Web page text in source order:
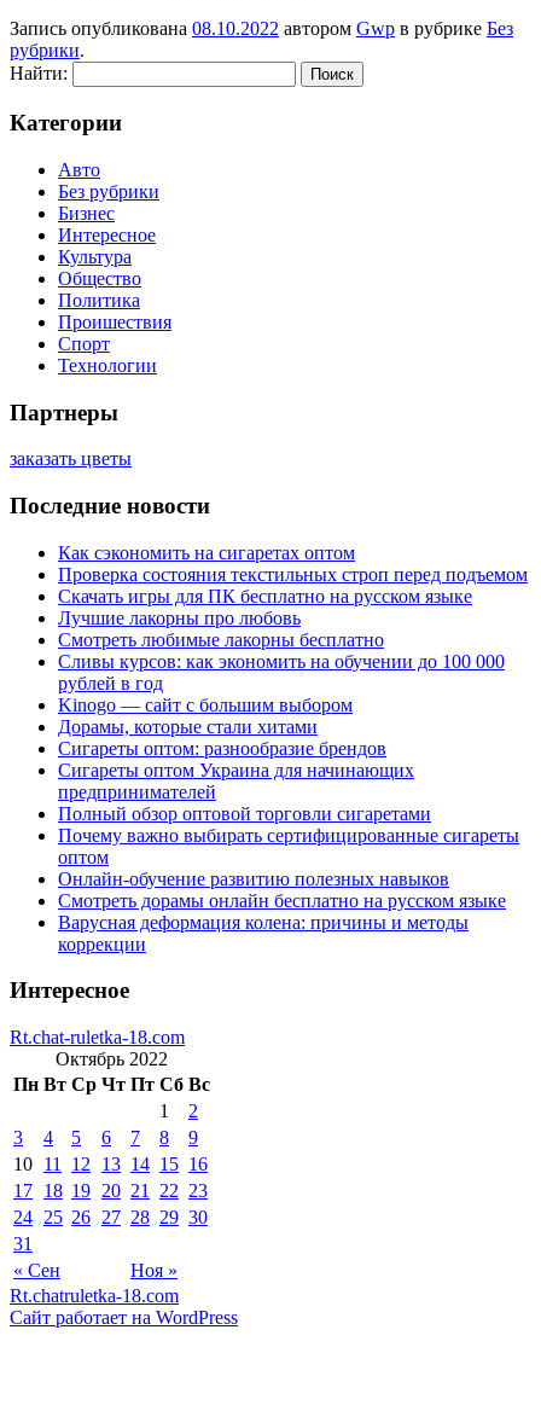
Запись опубликована 08.10.2022 автором Gwp в рубрике Без
рубрики.
Найти:
Категории
Авто
Без рубрики
Бизнес
Интересное
Культура
Общество
Политика
Проишествия
Спорт
Технологии
Партнеры
заказать цветы
Последние новости
Как сэкономить на сигаретах оптом
Проверка состояния текстильных строп перед подъемом
Скачать игры для ПК бесплатно на русском языке
Лучшие лакорны про любовь
Смотреть любимые лакорны бесплатно
Сливы курсов: как экономить на обучении до 100 000
рублей в год
Kinogo — сайт с большим выбором
Дорамы, которые стали хитами
Сигареты оптом: разнообразие брендов
Сигареты оптом Украина для начинающих
предпринимателей
Полный обзор оптовой торговли сигаретами
Почему важно выбирать сертифицированные сигареты
оптом
Онлайн-обучение развитию полезных навыков
Смотреть дорамы онлайн бесплатно на русском языке
Варусная деформация колена: причины и методы
коррекции
Интересное
Rt.chat-ruletka-18.com
Октябрь 2022
Пн Вт Ср Чт Пт Сб Вс
« Сен Ноя »
1
2
3
4 5 6 7 8
9
10 11 12 13 14 15 16
17 18 19 20 21 22 23
24 25 26 27 28 29 30
31
Rt.chatruletka-18.com
Сайт работает на WordPress